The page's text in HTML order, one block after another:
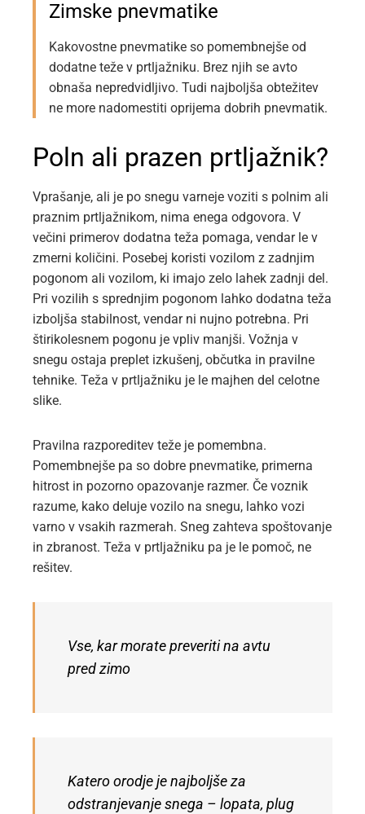
Zimske pnevmatike
Kakovostne pnevmatike so pomembnejše od
dodatne teže v prtljažniku. Brez njih se avto
obnaša nepredvidljivo. Tudi najboljša obtežitev
ne more nadomestiti oprijema dobrih pnevmatik.
Poln ali prazen prtljažnik?
Vprašanje, ali je po snegu varneje voziti s polnim ali
praznim prtljažnikom, nima enega odgovora. V
večini primerov dodatna teža pomaga, vendar le v
zmerni količini. Posebej koristi vozilom z zadnjim
pogonom ali vozilom, ki imajo zelo lahek zadnji del.
Pri vozilih s sprednjim pogonom lahko dodatna teža
izboljša stabilnost, vendar ni nujno potrebna. Pri
štirikolesnem pogonu je vpliv manjši. Vožnja v
snegu ostaja preplet izkušenj, občutka in pravilne
tehnike. Teža v prtljažniku je le majhen del celotne
slike.
Pravilna razporeditev teže je pomembna.
Pomembnejše pa so dobre pnevmatike, primerna
hitrost in pozorno opazovanje razmer. Če voznik
razume, kako deluje vozilo na snegu, lahko vozi
varno v vsakih razmerah. Sneg zahteva spoštovanje
in zbranost. Teža v prtljažniku pa je le pomoč, ne
rešitev.
Vse, kar morate preveriti na avtu
pred zimo
Katero orodje je najboljše za
odstranjevanje snega – lopata, plug